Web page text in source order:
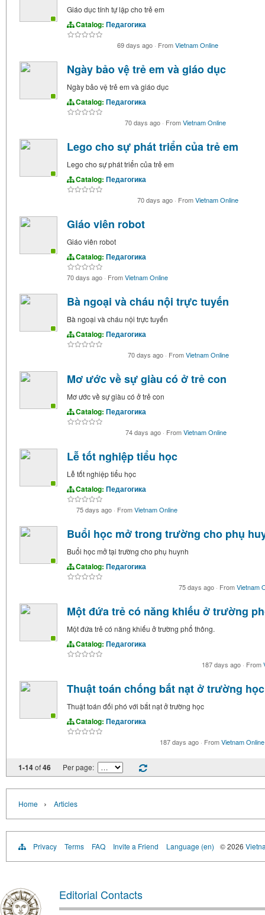
Giáo dục tính tự lập cho trẻ em
Catalog: Педагогика
69 days ago · FromVietnam Online
Ngày bảo vệ trẻ em và giáo dục
Ngày bảo vệ trẻ em và giáo dục
Catalog: Педагогика
70 days ago · FromVietnam Online
Lego cho sự phát triển của trẻ em
Lego cho sự phát triển của trẻ em
Catalog: Педагогика
70 days ago · FromVietnam Online
Giáo viên robot
Giáo viên robot
Catalog: Педагогика
70 days ago · FromVietnam Online
Bà ngoại và cháu nội trực tuyến
Bà ngoại và cháu nội trực tuyến
Catalog: Педагогика
70 days ago · FromVietnam Online
Mơ ước về sự giàu có ở trẻ con
Mơ ước về sự giàu có ở trẻ con
Catalog: Педагогика
74 days ago · FromVietnam Online
Lễ tốt nghiệp tiểu học
Lễ tốt nghiệp tiểu học
Catalog: Педагогика
75 days ago · FromVietnam Online
Buổi học mở trong trường cho phụ
Buổi học mở tại trường cho phụ huynh
Catalog: Педагогика
75 days ago · FromVietnam
Một đứa trẻ có năng khiếu ở trường
Một đứa trẻ có năng khiếu ở trường phổ thông.
Catalog: Педагогика
187 days ago · From
Thuật toán chống bắt nạt ở trường học
Thuật toán đối phó với bắt nạt ở trường học
Catalog: Педагогика
187 days ago · FromVietnam Online
1-14of46 Per page:
Home › Articles
Privacy Terms FAQ Invite a Friend Language (en) © 2026
Editorial Contacts